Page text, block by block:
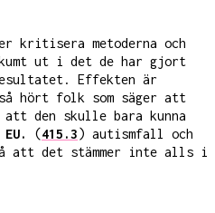
kritisera metoderna och
ut i det de har gjort
Effekten är
hört folk som säger att
den skulle bara kunna
(415.3) autismfall och
att det stämmer inte alls i